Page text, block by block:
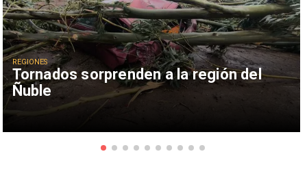
Tornados sorprenden a la región del
Ñuble
REGIONES